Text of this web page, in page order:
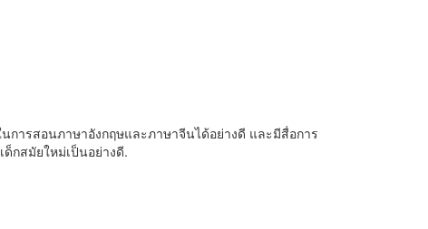
ารสอนภาษาอังกฤษและภาษาจีนได้อย่างดี และมีสื่อการ
กสมัยใหม่เป็นอย่างดี.